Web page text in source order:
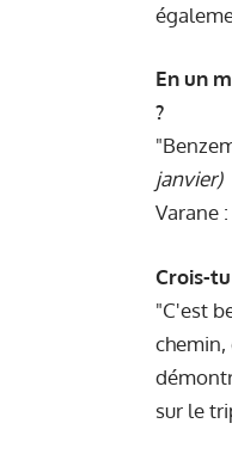
En un
?
janvier)
Varane
Crois-
"C'est
chemin,
sur le